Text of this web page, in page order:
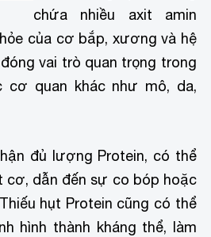
chứa nhiều axit amin
của cơ bắp, xương và hệ
vai trò quan trọng trong
cơ quan khác như mô, da,
đủ lượng Protein, có thể
cơ, dẫn đến sự co bóp hoặc
hụt Protein cũng có thể
hình thành kháng thể, làm